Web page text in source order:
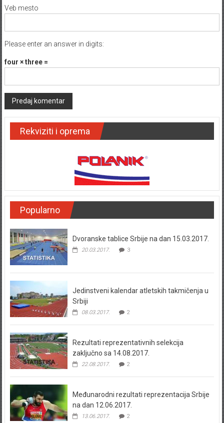
Veb mesto
Please enter an answer in digits:
four × three =
Rekviziti i oprema
Popularno
Dvoranske tablice Srbije na dan 15.03.2017.
20.03.2017. 3
Jedinstveni kalendar atletskih takmičenja u
Srbiji
08.03.2017. 2
Rezultati reprezentativnih selekcija
zaključno sa 14.08.2017.
22.08.2017. 2
Međunarodni rezultati reprezentacija Srbije
na dan 12.06.2017.
13.06.2017. 2